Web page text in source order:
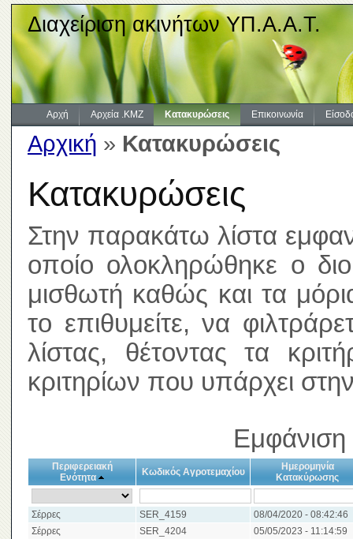
Διαχείριση ακινήτων ΥΠ.Α.Α.Τ.
Αρχή Αρχεία .KMZ Κατακυρώσεις Επικοινωνία
Αρχική » Κατακυρώσεις
Κατακυρώσεις
Στην παρακάτω λίστα
οποίο ολοκληρώθηκε ο
μισθωτή καθώς και τα
το επιθυμείτε, να
λίστας, θέτοντας τα
κριτηρίων που υπάρχει
Περιφερειακή
Ενότητα
Κωδικός Αγροτεμαχίου
Ημερομηνία
Κατακύρωσης
Σέρρες SER_4159
08/04/2020 - 08:42:46
Σέρρες
SER_4204
05/05/2023 - 11:14:59